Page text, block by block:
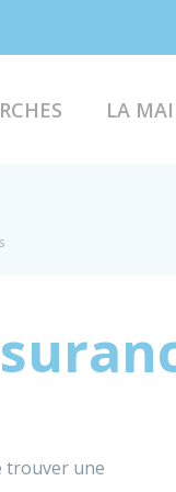
LA
trouver une